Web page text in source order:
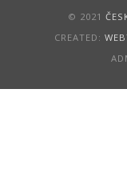
© 2021
CREATED: